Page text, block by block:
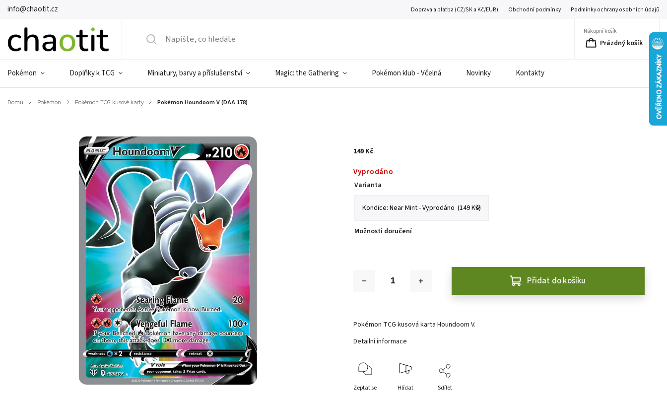
info@chaotit.cz Doprava a platba (CZ/SK a Kč/EUR) Obchodní podmínky Podmínky ochrany osobních údajů
Nákupní košík
Prázdný košík
Pokémon Doplňky k TCG Miniatury, barvy a příslušenství Magic: the Gathering Pokémon klub - Včelná Novinky Kontakty
Domů / Pokémon / Pokémon TCG kusové karty / Pokémon Houndoom V (DAA 178)
149 Kč
Vyprodáno
Varianta
Možnosti doručení
Přidat do košíku
Pokémon TCG kusová karta Houndoom V.
Detailní informace
Zeptat se Hlídat Sdílet